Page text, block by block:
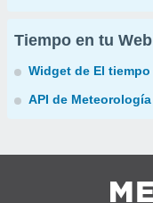
Tiempo en tu Web
Widget de El tiempo
API de Meteorología